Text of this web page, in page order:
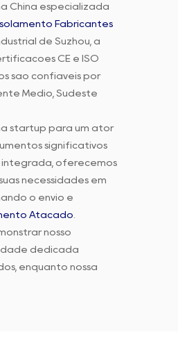
China especializada
Fabricantes
de Suzhou, a
CE e ISO
são confiáveis por
Médio, Sudeste
startup para um ator
significativos
oferecemos
necessidades em
o envio e
Atacado
nosso
dedicada
enquanto nossa